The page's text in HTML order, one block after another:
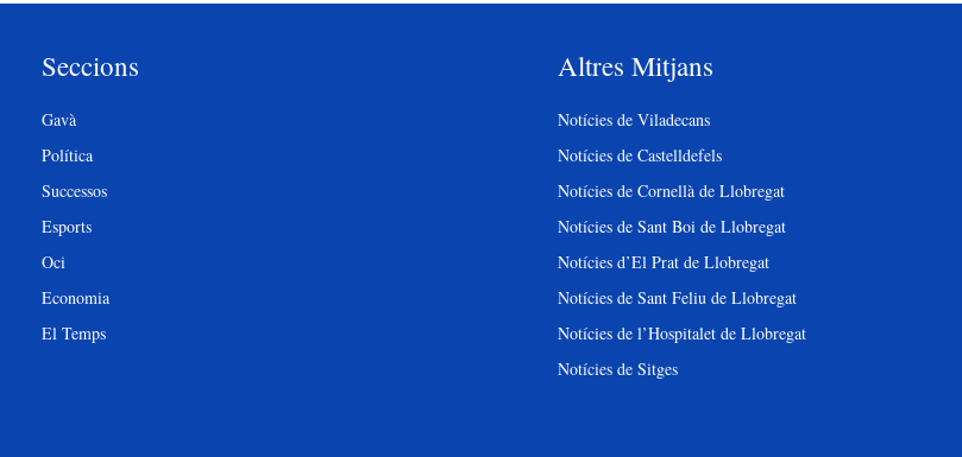
Seccions
Gavà
Política
Successos
Esports
Oci
Economia
El Temps
Altres Mitjans
Notícies de Viladecans
Notícies de Castelldefels
Notícies de Cornellà de Llobregat
Notícies de Sant Boi de Llobregat
Notícies d’El Prat de Llobregat
Notícies de Sant Feliu de Llobregat
Notícies de l’Hospitalet de Llobregat
Notícies de Sitges